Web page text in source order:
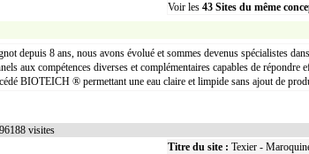
Voir les 43 Sites du même
depuis 8 ans, nous avons évolué et sommes devenus spécialistes
aux compétences diverses et complémentaires capables de
BIOTEICH ® permettant une eau claire et limpide sans ajout de
visites
Titre du site : Texier -